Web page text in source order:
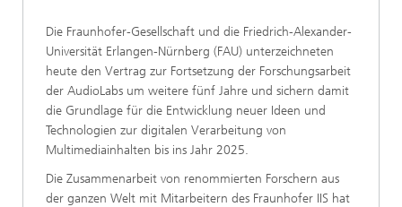
Die Fraunhofer-Gesellschaft und die Friedrich-Alexander-
Universität Erlangen-Nürnberg (FAU) unterzeichneten
heute den Vertrag zur Fortsetzung der Forschungsarbeit
der AudioLabs um weitere fünf Jahre und sichern damit
die Grundlage für die Entwicklung neuer Ideen und
Technologien zur digitalen Verarbeitung von
Multimediainhalten bis ins Jahr 2025.
Die Zusammenarbeit von renommierten Forschern aus
der ganzen Welt mit Mitarbeitern des Fraunhofer IIS hat